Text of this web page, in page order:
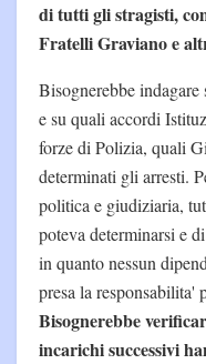
di tutti gli stragisti,
Fratelli Graviano e
Bisognerebbe
e su quali accordi
forze di Polizia, quali
determinati gli arresti.
politica e giudiziaria,
poteva determinarsi e
in quanto nessun
presa la responsabilita'
Bisognerebbe
incarichi successivi